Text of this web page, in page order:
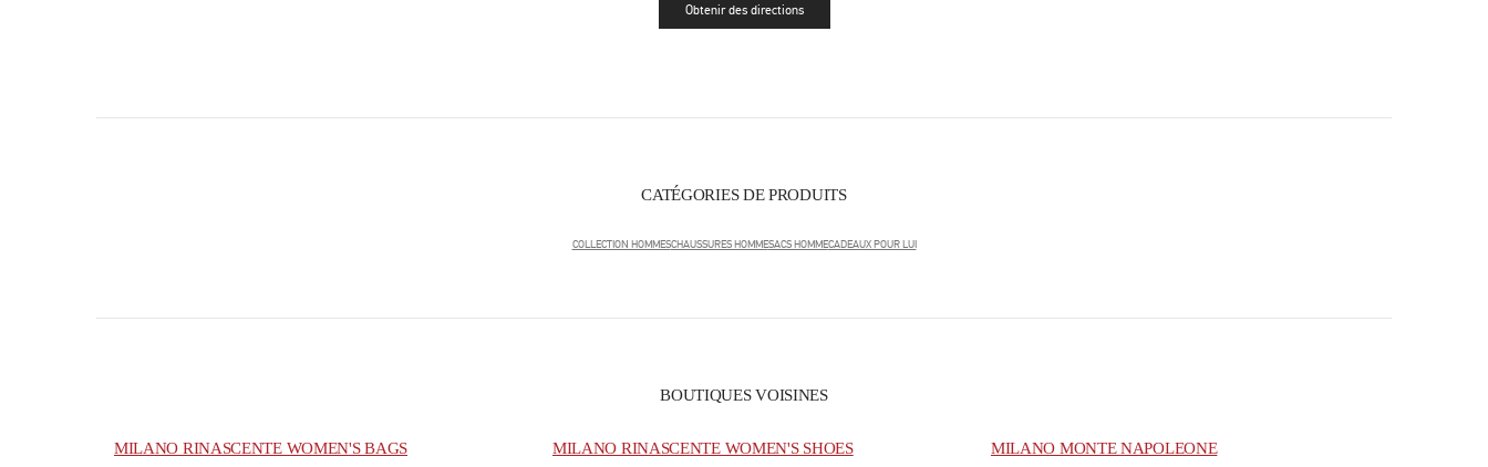
Obtenir des directionsLink Opens in New Tab
CATÉGORIES DE PRODUITS
COLLECTION HOMMESCHAUSSURES HOMMESACS HOMMECADEAUX POUR LUI
BOUTIQUES VOISINES
MILANO RINASCENTE WOMEN'S BAGS MILANO RINASCENTE WOMEN'S SHOES MILANO MONTE NAPOLEONE